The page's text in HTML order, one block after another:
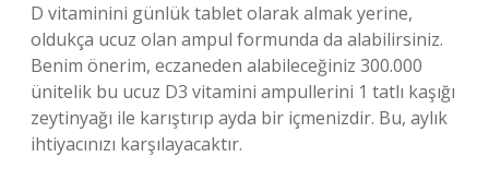
D vitaminini günlük tablet olarak almak yerine,
oldukça ucuz olan ampul formunda da alabilirsiniz.
Benim önerim, eczaneden alabileceğiniz 300.000
ünitelik bu ucuz D3 vitamini ampullerini 1 tatlı kaşığı
zeytinyağı ile karıştırıp ayda bir içmenizdir. Bu, aylık
ihtiyacınızı karşılayacaktır.